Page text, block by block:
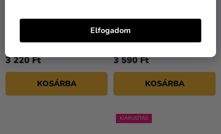
Elfogadom
Gömb króm lufi SHINY 80
3 220 Ft
KOSÁRBA
Jégvarázs
3 590 Ft
KOSÁRBA
KIÁRUSÍTÁS